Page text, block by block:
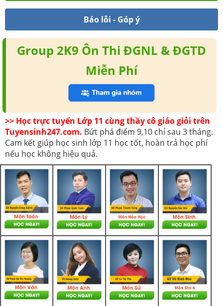
Báo lỗi - Góp ý
Group 2K9 Ôn Thi ĐGNL & ĐGTD
Miễn Phí
>> Học trực tuyến Lớp 11 cùng thầy cô giáo giỏi trên
Tuyensinh247.com. Bứt phá điểm 9,10 chỉ sau 3 tháng.
Cam kết giúp học sinh lớp 11 học tốt, hoàn trả học phí
nếu học không hiệu quả.